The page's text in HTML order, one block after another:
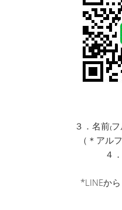
３．名前₍
（＊アル
４
*LINEか